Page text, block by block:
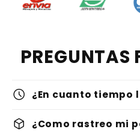
PREGUNTAS
schedule ¿En cuanto tiempo
deployed_code ¿Como rastreo mi